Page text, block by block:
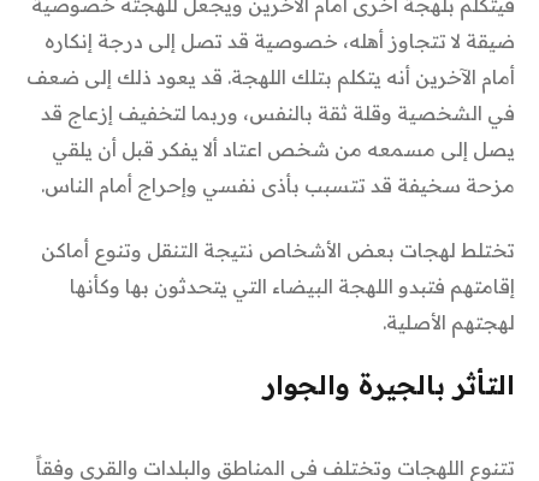
ضيقة لا تتجاوز أهله، خصوصية قد تصل إلى درجة إنكاره
أمام الآخرين أنه يتكلم بتلك اللهجة. قد يعود ذلك إلى ضعف
في الشخصية وقلة ثقة بالنفس، وربما لتخفيف إزعاج قد
يصل إلى مسمعه من شخص اعتاد ألا يفكر قبل أن يلقي
مزحة سخيفة قد تتسبب بأذى نفسي وإحراج أمام الناس.
تختلط لهجات بعض الأشخاص نتيجة التنقل وتنوع أماكن
إقامتهم فتبدو اللهجة البيضاء التي يتحدثون بها وكأنها
لهجتهم الأصلية.
التأثر بالجيرة والجوار
تتنوع اللهجات وتختلف في المناطق والبلدات والقرى وفقاً